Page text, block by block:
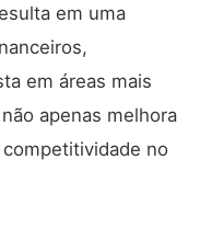
em uma
em áreas mais
apenas melhora
no